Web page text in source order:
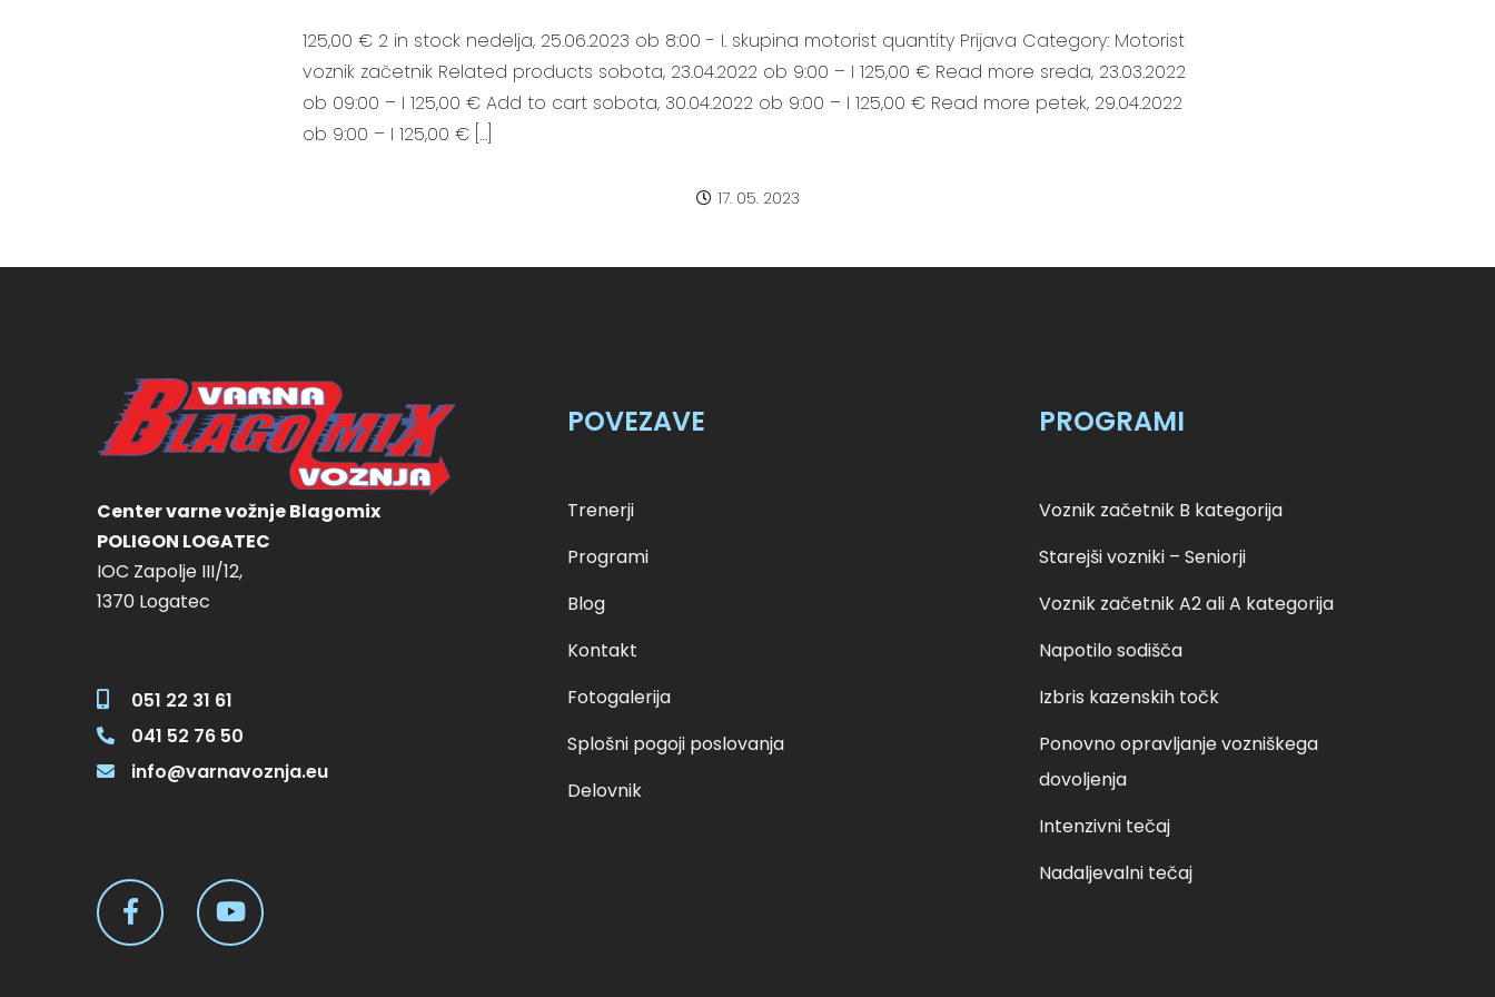
125,00 € 2 in stock nedelja, 25.06.2023 ob 8:00 - I. skupina motorist quantity Prijava Category: Motorist
voznik začetnik Related products sobota, 23.04.2022 ob 9:00 – I 125,00 € Read more sreda, 23.03.2022
ob 09:00 – I 125,00 € Add to cart sobota, 30.04.2022 ob 9:00 – I 125,00 € Read more petek, 29.04.2022
ob 9:00 – I 125,00 € […]
17. 05. 2023
Center varne vožnje Blagomix
POLIGON LOGATEC
IOC Zapolje III/12,
1370 Logatec
051 22 31 61
041 52 76 50
info@varnavoznja.eu
POVEZAVE
Trenerji
Programi
Blog
Kontakt
Fotogalerija
Splošni pogoji poslovanja
Delovnik
PROGRAMI
Voznik začetnik B kategorija
Starejši vozniki – Seniorji
Voznik začetnik A2 ali A kategorija
Napotilo sodišča
Izbris kazenskih točk
Ponovno opravljanje vozniškega
dovoljenja
Intenzivni tečaj
Nadaljevalni tečaj